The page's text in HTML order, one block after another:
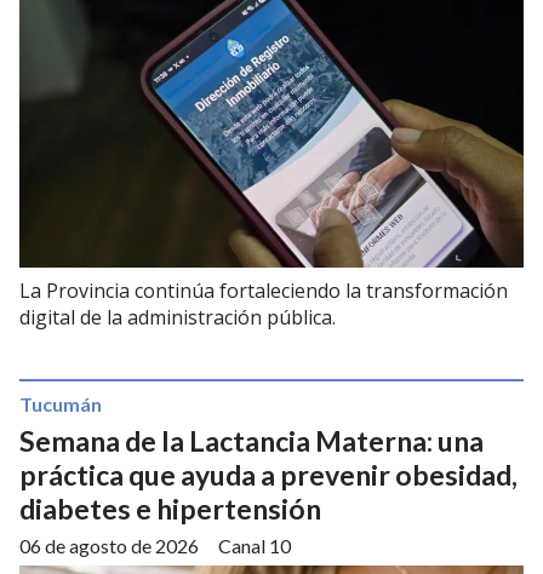
La Provincia continúa fortaleciendo la transformación
digital de la administración pública.
Semana de la Lactancia Materna: una
práctica que ayuda a prevenir obesidad,
diabetes e hipertensión
Canal 10
Tucumán
06 de agosto de 2026